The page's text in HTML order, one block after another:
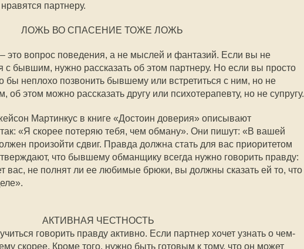
партнеру.
ЛОЖЬ ВО СПАСЕНИЕ ТОЖЕ ЛОЖЬ
это вопрос поведения, а не мыслей и фантазий. Если вы не
с бывшим, нужно рассказать об этом партнеру. Но если вы просто
бы неплохо позвонить бывшему или встретиться с ним, но не
об этом можно рассказать другу или психотерапевту, но не супругу.
Мартинкус в книге «Достоин доверия» описывают
«Я скорее потеряю тебя, чем обману». Они пишут: «В вашей
произойти сдвиг. Правда должна стать для вас приоритетом
что бывшему обманщику всегда нужно говорить правду:
вас, не полнят ли ее любимые брюки, вы должны сказать ей то, что
АКТИВНАЯ ЧЕСТНОСТЬ
говорить правду активно. Если партнер хочет узнать о чем-
скорее. Кроме того, нужно быть готовым к тому, что он может